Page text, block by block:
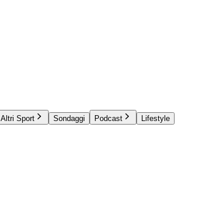
Altri Sport Sondaggi Podcast
Lifestyle